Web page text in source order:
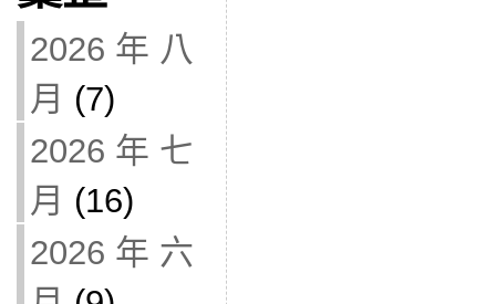
2026 年 八
月 (7)
2026 年 七
月 (16)
2026 年 六